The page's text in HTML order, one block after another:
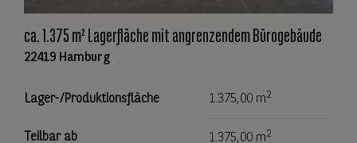
ca. 1.375 m² Lagerfläche mit angrenzendem Bürogebäude
22419 Hamburg
Lager-/Produktionsfläche 1.375,00 m2
Teilbar ab 1.375,00 m2